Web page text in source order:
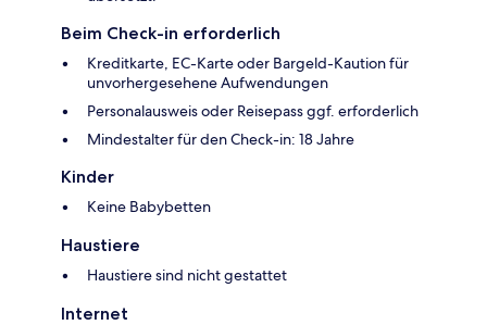
Beim Check-in erforderlich
Kreditkarte, EC-Karte oder Bargeld-Kaution für
unvorhergesehene Aufwendungen
Personalausweis oder Reisepass ggf. erforderlich
Mindestalter für den Check-in: 18 Jahre
Kinder
Keine Babybetten
Haustiere
Haustiere sind nicht gestattet
Internet